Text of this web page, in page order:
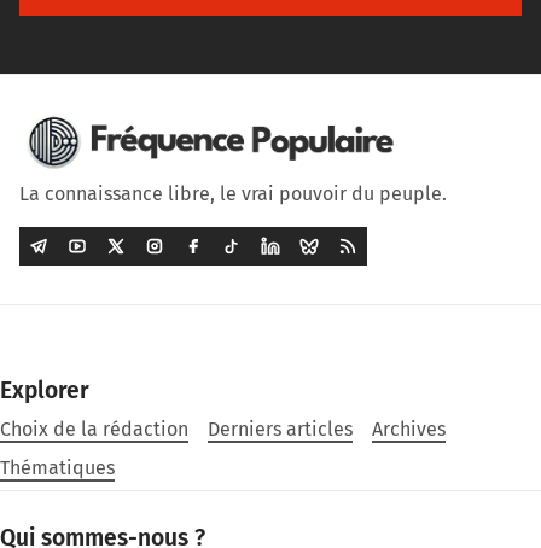
La connaissance libre, le vrai pouvoir du peuple.
Explorer
Choix de la rédaction Derniers articles
Archives
Thématiques
Qui sommes-nous ?